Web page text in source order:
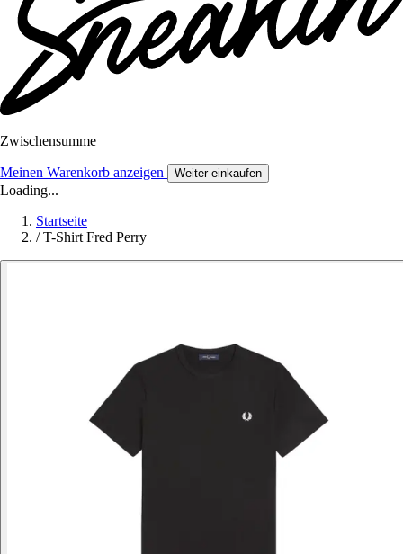
Zwischensumme
Meinen Warenkorb anzeigen Weiter einkaufen
Loading...
Startseite
/ T-Shirt Fred Perry